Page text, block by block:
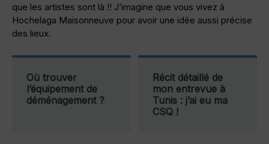
que les artistes sont là !! J’imagine que vous vivez à
Hochelaga Maisonneuve pour avoir une idée aussi précise
des lieux.
Où trouver
l’équipement de
déménagement ?
Récit détaillé de
mon entrevue à
Tunis : j’ai eu ma
CSQ !